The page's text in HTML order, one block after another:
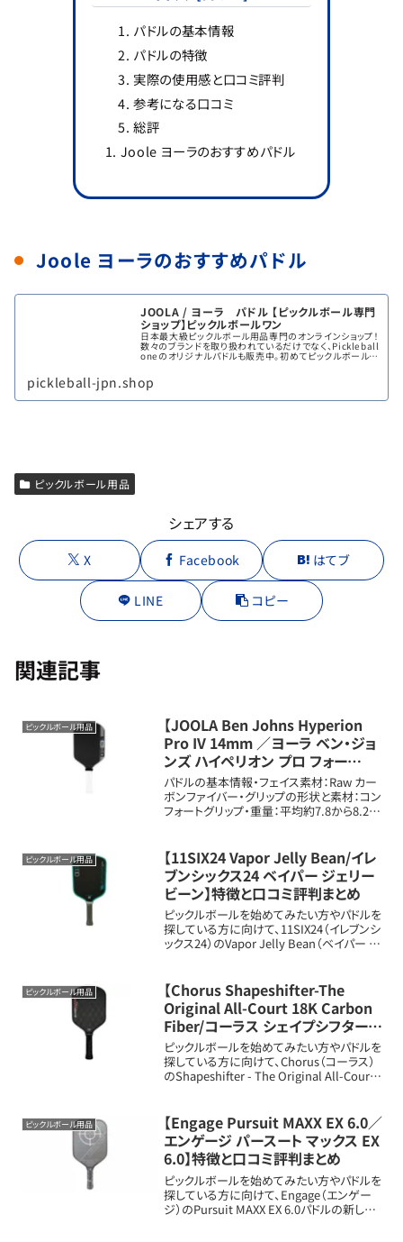
パドルの基本情報
パドルの特徴
実際の使用感と口コミ評判
参考になる口コミ
総評
Joole ヨーラのおすすめパドル
Joole ヨーラのおすすめパドル
JOOLA / ヨーラ パドル 【ピックルボール専門
ショップ】ピックルボールワン
日本最大級ピックルボール用品専門のオンラインショップ！
数々のブランドを取り扱われているだけでなく、Pickleball
oneのオリジナルパドルも販売中。初めてピックルボールを
pickleball-jpn.shop
ピックルボール用品
シェアする
X Facebook はてブ
LINE コピー
関連記事
ピックルボール用品
【JOOLA Ben Johns Hyperion
Pro IV 14mm ／ヨーラ ベン・ジョ
ンズ ハイペリオン プロ フォー
14mm】特徴と口コミ評判まとめ
パドルの基本情報・フェイス素材：Raw カー
ボンファイバー・グリップの形状と素材：コン
フォートグリップ・重量：平均約7.8から8.2オ
19....
ピックルボール用品
【11SIX24 Vapor Jelly Bean/イレ
ブンシックス24 ベイパー ジェリー
ビーン】特徴と口コミ評判まとめ
ピックルボールを始めてみたい方やパドルを
探している方に向けて、11SIX24（イレブンシ
ックス24）のVapor Jelly Bean（ベイパー ジ
報フェイス...
ピックルボール用品
【Chorus Shapeshifter-The
Original All-Court 18K Carbon
Fiber/コーラス シェイプシフター
オリジナル オールコート 18Kカー
ボンファイバー】特徴と口コミ評判
まとめ
ピックルボールを始めてみたい方やパドルを
探している方に向けて、Chorus（コーラス）
のShapeshifter - The Original All-Court
ピックルボール用品
【Engage Pursuit MAXX EX 6.0／
エンゲージ パースート マックス EX
6.0】特徴と口コミ評判まとめ
ピックルボールを始めてみたい方やパドルを
探している方に向けて、Engage（エンゲー
ジ）のPursuit MAXX EX 6.0パドルの新しい